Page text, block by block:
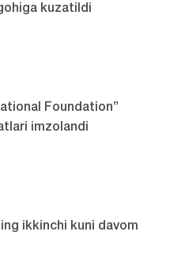
kuzatildi
Foundation”
imzolandi
ikkinchi kuni davom